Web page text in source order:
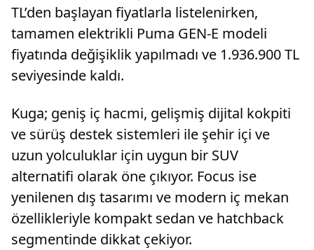
TL’den başlayan fiyatlarla listelenirken,
tamamen elektrikli Puma GEN-E modeli
fiyatında değişiklik yapılmadı ve 1.936.900 TL
seviyesinde kaldı.
Kuga; geniş iç hacmi, gelişmiş dijital kokpiti
ve sürüş destek sistemleri ile şehir içi ve
uzun yolculuklar için uygun bir SUV
alternatifi olarak öne çıkıyor. Focus ise
yenilenen dış tasarımı ve modern iç mekan
özellikleriyle kompakt sedan ve hatchback
segmentinde dikkat çekiyor.